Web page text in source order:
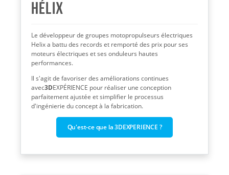
Hélix
Le développeur de groupes motopropulseurs électriques
Helix a battu des records et remporté des prix pour ses
moteurs électriques et ses onduleurs hautes
performances.
Il s'agit de favoriser des améliorations continues
avec3DEXPÉRIENCE pour réaliser une conception
parfaitement ajustée et simplifier le processus
d'ingénierie du concept à la fabrication.
Qu'est-ce que la 3DEXPERIENCE ?